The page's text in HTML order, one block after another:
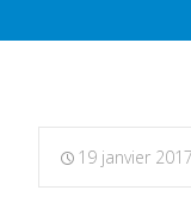
19 janvier 2017